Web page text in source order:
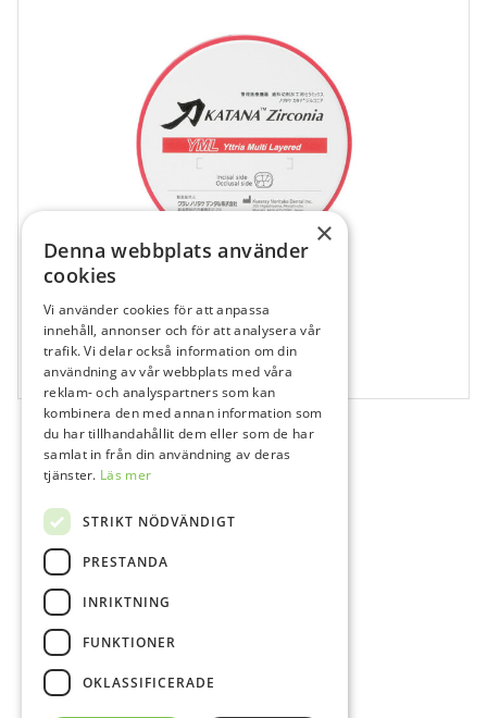
140162
Katana Zr Yml B3 Collar / T:22mm
1 st
×
Denna webbplats använder
cookies
Vi använder cookies för att anpassa
innehåll, annonser och för att analysera vår
trafik. Vi delar också information om din
användning av vår webbplats med våra
reklam- och analyspartners som kan
kombinera den med annan information som
du har tillhandahållit dem eller som de har
samlat in från din användning av deras
tjänster. Läs mer
STRIKT NÖDVÄNDIGT
PRESTANDA
INRIKTNING
FUNKTIONER
OKLASSIFICERADE